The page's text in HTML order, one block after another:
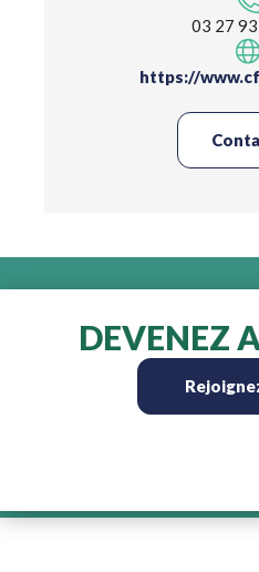
03 27
https://
DEVENEZ